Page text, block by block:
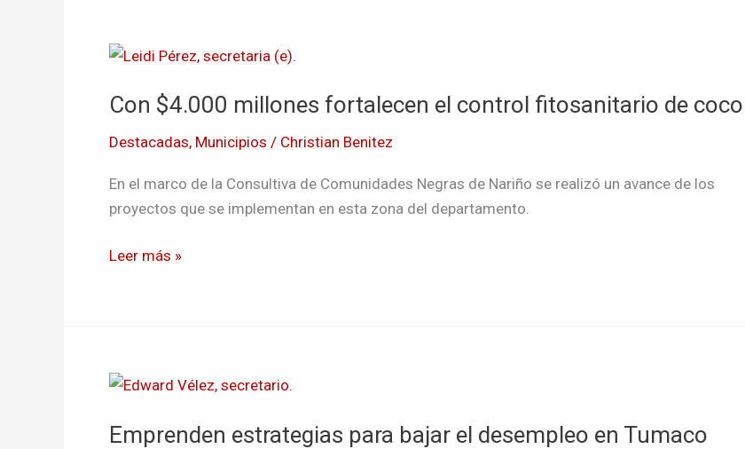
Con $4.000 millones fortalecen el control fitosanitario de coco
Destacadas, Municipios / Christian Benitez
En el marco de la Consultiva de Comunidades Negras de Nariño se realizó un avance de los
proyectos que se implementan en esta zona del departamento.
Con
millones
el
control
fitosanitario
coco
Leer más »
Emprenden estrategias para bajar el desempleo en Tumaco
Emprenden
para